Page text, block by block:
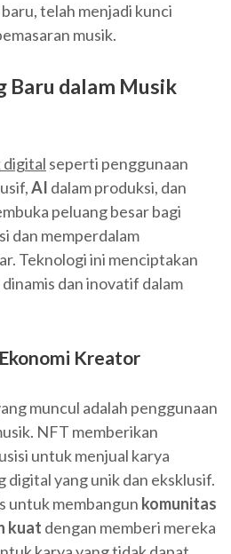
telah menjadi kunci
musik.
Baru dalam Musik
digital seperti penggunaan
AI dalam produksi, dan
peluang besar bagi
dan memperdalam
Teknologi ini menciptakan
dan inovatif dalam
Kreator
muncul adalah penggunaan
NFT memberikan
untuk menjual karya
digital yang unik dan eksklusif.
untuk membangun komunitas
kuat dengan memberi mereka